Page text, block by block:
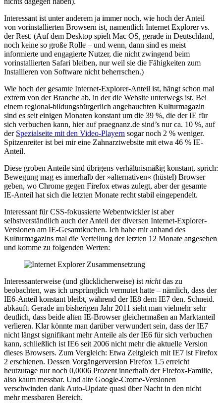
Interessant ist unter anderem ja immer noch, wie hoch der Anteil
von vorinstallierten Browsern ist, namentlich Internet Explorer vs.
der Rest. (Auf dem Desktop spielt Mac OS, gerade in Deutschland,
noch keine so große Rolle – und wenn, dann sind es meist
informierte und engagierte Nutzer, die nicht zwingend beim
vorinstallierten Safari bleiben, nur weil sie die Fähigkeiten zum
Installieren von Software nicht beherrschen.)
Wie hoch der gesamte Internet-Explorer-Anteil ist, hängt schon mal
extrem von der Branche ab, in der die Website unterwegs ist. Bei
einem regional-bildungsbürgerlich angehauchten Kulturmagazin
sind es seit einigen Monaten konstant um die 39 %, die der IE für
sich verbuchen kann, hier auf praegnanz.de sind’s nur ca. 10 %, auf
der Spezialseite mit den Video-Playern sogar noch 2 % weniger.
Spitzenreiter ist bei mir eine Zahnarztwebsite mit etwa 46 % IE-
Anteil.
Diese groben Anteile sind übrigens verhältnismäßig konstant, sprich:
Bewegung mag es innerhalb der »alternativen« (hüstel) Browser
geben, wo Chrome gegen Firefox etwas zulegt, aber der gesamte
IE-Anteil hat sich die letzten Monate recht stabil eingependelt.
Interessant fürCSS-fokussierte Webentwickler ist aber
selbstverständlich auch der Anteil der diversen Internet-Explorer-
Versionen am IE-Gesamtkuchen. Ich habe mir anhand des
Kulturmagazins mal die Verteilung der letzten 12 Monate angesehen
und komme zu folgenden Werten:
Interessanterweise (und glücklicherweise) ist nichtdas zu
beobachten, was ich ursprünglich vermutet hatte – nämlich, dass der
IE6-Anteil konstant bleibt, während der IE8 dem IE7 den. Schneid.
abkauft. Gerade im bisherigen Jahr 2011 sieht man vielmehr sehr
deutlich, dass beide alten IE-Browser gleichermaßen an Marktanteil
verlieren. Klar könnte man darüber verwundert sein, dass der IE7
nicht längst signifikant mehr Anteile als der IE6 für sich verbuchen
kann, schließlich ist IE6 seit 2006 nicht mehr die aktuelle Version
dieses Browsers. Zum Vergleich: Etwa Zeitgleich mit IE7 ist Firefox
2 erschienen. Dessen Vorgängerversion Firefox 1.5 erreicht
heutzutage nur noch 0,0006 Prozent innerhalb der Firefox-Familie,
also kaum messbar. Und alte Google-Crome-Versionen
verschwinden dank Auto-Update quasi über Nacht in den nicht
mehr messbaren Bereich.